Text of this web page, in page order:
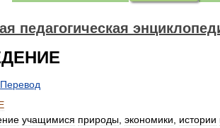
педагогическая
Перевод
учащимися природы экономики истории